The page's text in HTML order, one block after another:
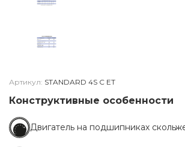
Артикул: STANDARD 4S C ET
Конструктивные особенности
Двигатель на подшипниках